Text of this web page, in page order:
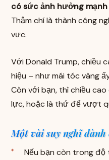
có sức ảnh hưởng
Thậm chí là thành công
vực.
Với Donald Trump, chiều
hiệu – như mái tóc vàng
Còn với bạn, thì chiều
lực, hoặc là thứ để vượt
Một vài suy nghĩ dành
Nếu bạn còn trong